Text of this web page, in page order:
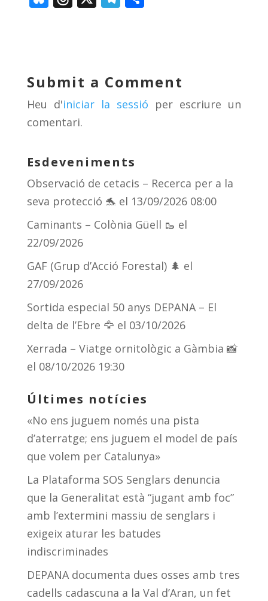
y d
s
a
m
ar
te
ix
Submit a Comment
Heu d'iniciar la sessió per escriure un
comentari.
Esdeveniments
Observació de cetacis – Recerca per a la
seva protecció 🐬 el 13/09/2026 08:00
Caminants – Colònia Güell 🥾 el
22/09/2026
GAF (Grup d’Acció Forestal) 🌲 el
27/09/2026
Sortida especial 50 anys DEPANA – El
delta de l’Ebre 🦅 el 03/10/2026
Xerrada – Viatge ornitològic a Gàmbia 📸
el 08/10/2026 19:30
Últimes notícies
«No ens juguem només una pista
d’aterratge; ens juguem el model de país
que volem per Catalunya»
La Plataforma SOS Senglars denuncia
que la Generalitat està “jugant amb foc”
amb l’extermini massiu de senglars i
exigeix aturar les batudes
indiscriminades
DEPANA documenta dues osses amb tres
cadells cadascuna a la Val d’Aran, un fet